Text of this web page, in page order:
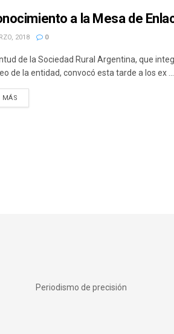
a la Mesa de
2018 0
de la Sociedad Rural Argentina, que
de la entidad, convocó esta tarde a los ex ...
MÁS
Periodismo de precisión